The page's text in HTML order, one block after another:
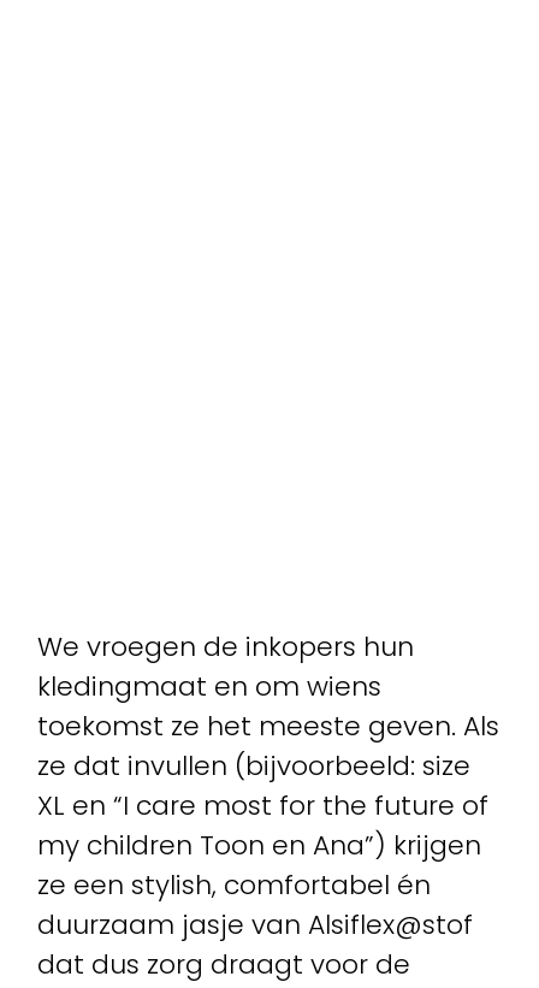
We vroegen de inkopers hun
kledingmaat en om wiens
toekomst ze het meeste geven. Als
ze dat invullen (bijvoorbeeld: size
XL en “I care most for the future of
my children Toon en Ana”) krijgen
ze een stylish, comfortabel én
duurzaam jasje van Alsiflex@stof
dat dus zorg draagt voor de